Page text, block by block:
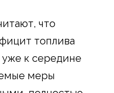
что
топлива
к середине
меры